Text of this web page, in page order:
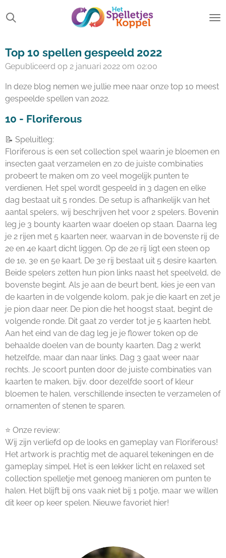
direct
de
hoofdinhoud
Top 10 spellen gespeeld 2022
Gepubliceerd op 2 januari 2022 om 02:00
In deze blog nemen we jullie mee naar onze top 10 meest
gespeelde spellen van 2022.
10 - Floriferous
📝 Speluitleg:
Floriferous is een set collection spel waarin je bloemen en
insecten gaat verzamelen en zo de juiste combinaties
probeert te maken om zo veel mogelijk punten te
verdienen. Het spel wordt gespeeld in 3 dagen en elke
dag bestaat uit 5 rondes. De setup is afhankelijk van het
aantal spelers, wij beschrijven het voor 2 spelers. Bovenin
leg je 3 bounty kaarten waar doelen op staan. Daarna leg
je 2 rijen met 5 kaarten neer, waarvan in de bovenste rij de
2e en 4e kaart dicht liggen. Op de 2e rij ligt een steen op
de 1e, 3e en 5e kaart. De 3e rij bestaat uit 5 desire kaarten.
Beide spelers zetten hun pion links naast het speelveld, de
bovenste begint. Als je aan de beurt bent, kies je een van
de kaarten in de volgende kolom, pak je die kaart en zet je
je pion daar neer. De pion die het hoogst staat, begint de
volgende ronde. Dit gaat zo verder tot je 5 kaarten hebt.
Aan het eind van de dag leg je je flower token op de
behaalde doelen van de bounty kaarten. Dag 2 werkt
hetzelfde, maar dan naar links. Dag 3 gaat weer naar
rechts. Je scoort punten door de juiste combinaties van
kaarten te maken, bijv. door dezelfde soort of kleur
bloemen te halen, verschillende insecten te verzamelen of
ornamenten of stenen te sparen.
⭐ Onze review:
Wij zijn verliefd op de looks en gameplay van Floriferous!
Het artwork is prachtig met de aquarel tekeningen en de
gameplay simpel. Het is een lekker licht en relaxed set
collection spelletje met genoeg manieren om punten te
halen. Het blijft bij ons vaak niet bij 1 potje, maar we willen
dit keer op keer spelen. Nieuwe favoriet hier!